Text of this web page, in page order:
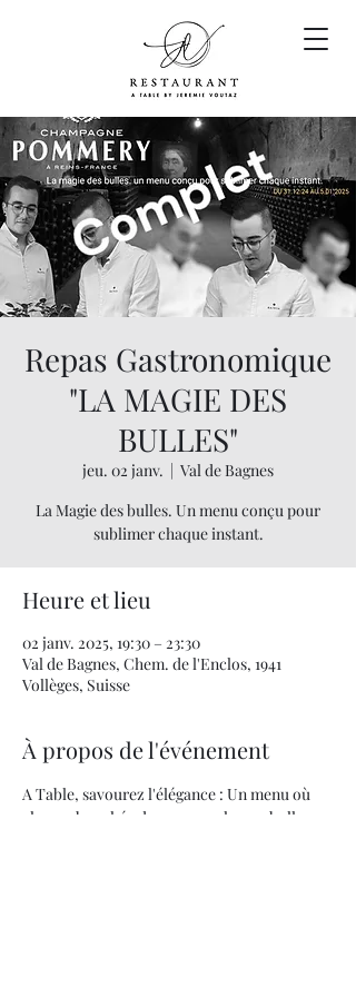
Repas Gastronomique
"LA MAGIE DES
BULLES"
jeu. 02 janv.
  |
Val de Bagnes
La Magie des bulles. Un menu conçu pour
sublimer chaque instant.
Heure et lieu
02 janv. 2025, 19:30 – 23:30
Val de Bagnes, Chem. de l'Enclos, 1941
Vollèges, Suisse
À propos de l'événement
A Table, savourez l'élégance : Un menu où
chaque bouchée danse avec chaque bulle.